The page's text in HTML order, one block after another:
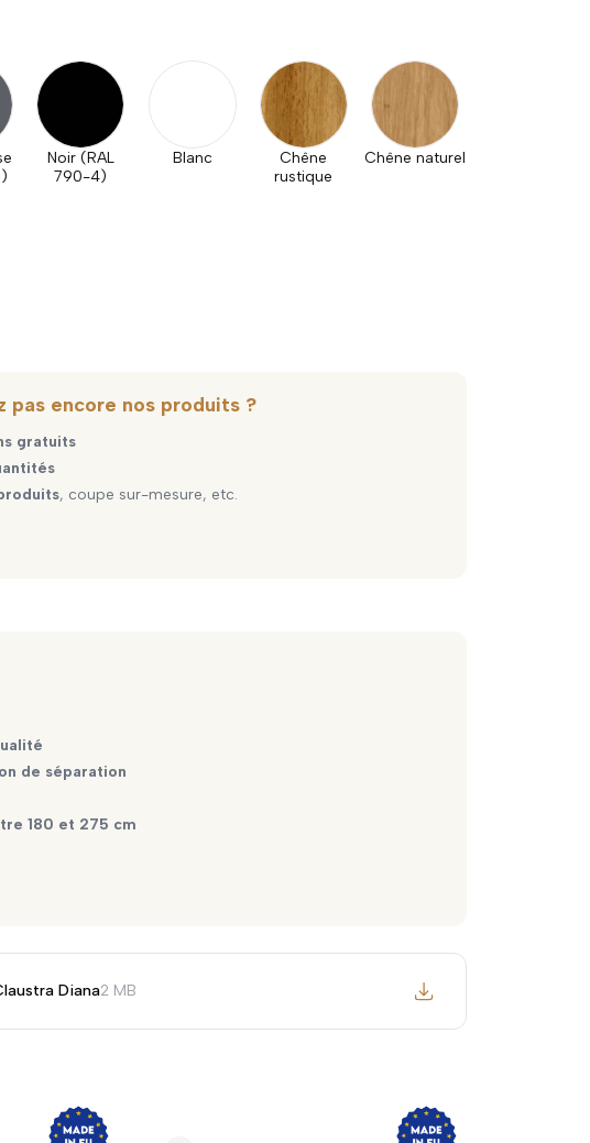
Noir (RAL
790-4)
Blanc
Chêne
rustique
Chêne naturel
pas encore nos produits ?
gratuits
, coupe sur-mesure, etc.
de séparation
180 et 275 cm
Diana2 MB